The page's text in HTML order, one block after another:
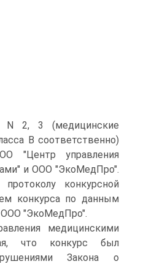
N 2, 3 (медицинские
В соответственно)
"Центр управления
и ООО "ЭкоМедПро".
конкурсной
конкурса по данным
ООО "ЭкоМедПро".
медицинскими
что конкурс был
Закона о